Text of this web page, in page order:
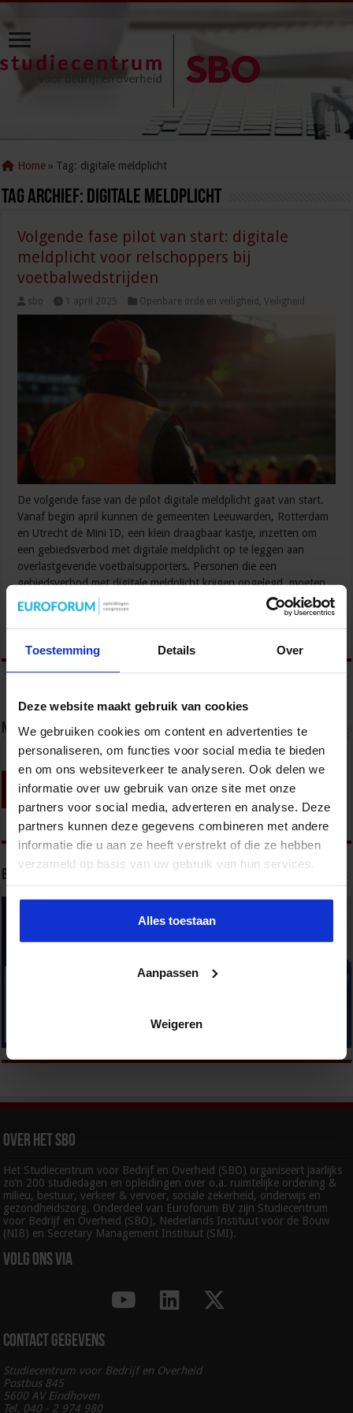
Toestemming Details Over
Deze website maakt gebruik van cookies
We gebruiken cookies om content en advertenties te
personaliseren, om functies voor social media te bieden
en om ons websiteverkeer te analyseren. Ook delen we
informatie over uw gebruik van onze site met onze
partners voor social media, adverteren en analyse. Deze
partners kunnen deze gegevens combineren met andere
informatie die u aan ze heeft verstrekt of die ze hebben
verzameld op basis van uw gebruik van hun services.
Alles toestaan
Aanpassen
Weigeren
Home » Tag: digitale meldplicht
Tag Archief: digitale meldplicht
Volgende fase pilot van start: digitale
meldplicht voor relschoppers bij
voetbalwedstrijden
sbo 1 april 2025 Openbare orde en veiligheid ,Veiligheid
De volgende fase van de pilot digitale meldplicht gaat van start.
Vanaf begin april kunnen de gemeenten Leeuwarden, Rotterdam
en Utrecht de Mini ID, een klein draagbaar kastje, inzetten om
een gebiedsverbod met digitale meldplicht op te leggen aan
overlastgevende voetbalsupporters. Personen die een
gebiedsverbod met digitale meldplicht krijgen opgelegd, moeten
zich via de Mini ID op bepaalde momenten tijdens …
Lees verder »
Nieuwsbrief
Bekijk onze opleidingen
Over het SBO
Het Studiecentrum voor Bedrijf en Overheid (SBO) organiseert jaarlijks
zo’n 200 studiedagen en opleidingen over o.a. ruimtelijke ordening &
milieu, bestuur, verkeer & vervoer, sociale zekerheid, onderwijs en
gezondheidszorg. Onderdeel van Euroforum BV zijn Studiecentrum
voor Bedrijf en Overheid (SBO), Nederlands Instituut voor de Bouw
(NIB) en Secretary Management Instituut (SMI).
Volg ons via
Contact gegevens
Studiecentrum voor Bedrijf en Overheid
Postbus 845
5600 AV Eindhoven
Tel. 040 - 2 974 980